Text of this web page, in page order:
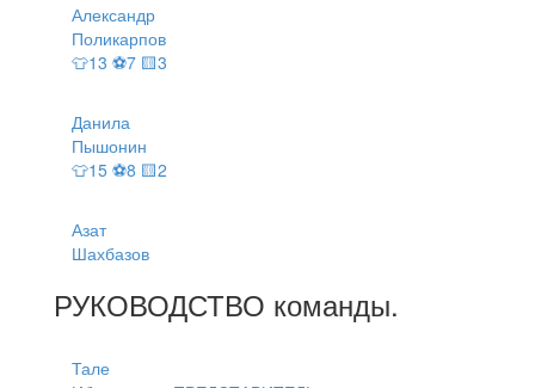
Александр
Поликарпов
👕13 ⚽7 🟨3
Данила
Пышонин
👕15 ⚽8 🟨2
Азат
Шахбазов
РУКОВОДСТВО команды.
Тале